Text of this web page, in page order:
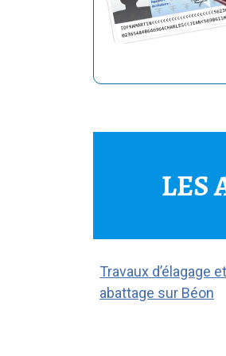
LES
Travaux d’élagage et
abattage sur Béon